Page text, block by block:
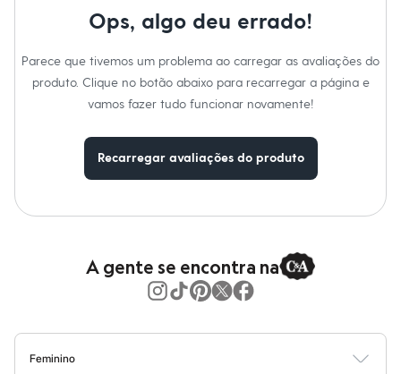
Dia dos Pais
Inverno
Novidades
Camisetas e Regatas
Jeans
Polos
Chapéus e Bonés
Relógios
Calçados
Botas
Ops, algo deu errado!
Parece que tivemos um problema ao carregar as avaliações do
produto. Clique no botão abaixo para recarregar a página e
vamos fazer tudo funcionar novamente!
Recarregar avaliações do produto
A gente se encontra na
Feminino